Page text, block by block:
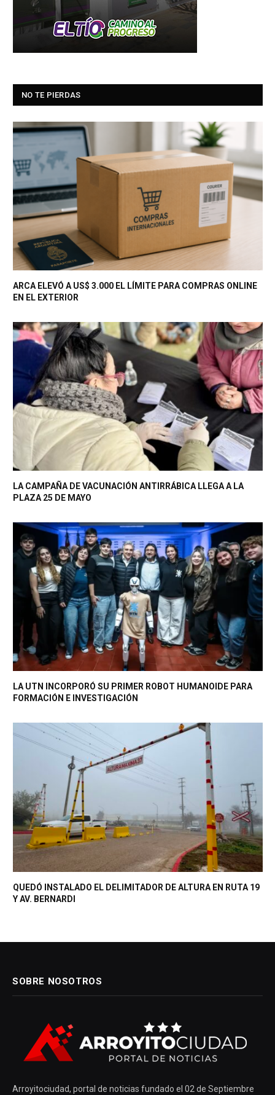
NO TE PIERDAS
ARCA ELEVÓ A US$ 3.000 EL LÍMITE PARA COMPRAS ONLINE
EN EL EXTERIOR
LA CAMPAÑA DE VACUNACIÓN ANTIRRÁBICA LLEGA A LA
PLAZA 25 DE MAYO
LA UTN INCORPORÓ SU PRIMER ROBOT HUMANOIDE PARA
FORMACIÓN E INVESTIGACIÓN
QUEDÓ INSTALADO EL DELIMITADOR DE ALTURA EN RUTA 19
Y AV. BERNARDI
SOBRE NOSOTROS
Arroyitociudad, portal de noticias fundado el 02 de Septiembre